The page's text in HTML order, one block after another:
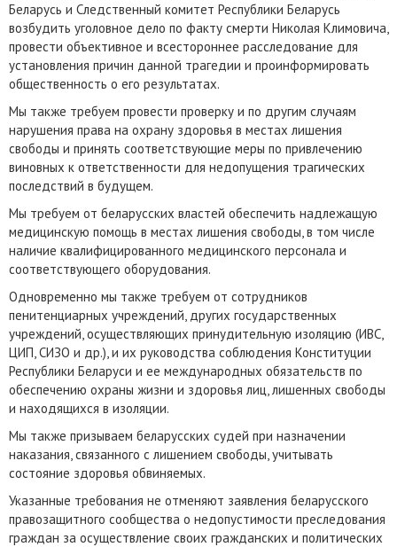
Беларусь и Следственный комитет Республики Беларусь
возбудить уголовное дело по факту смерти Николая Климовича,
провести объективное и всестороннее расследование для
установления причин данной трагедии и проинформировать
общественность о его результатах.
Мы также требуем провести проверку и по другим случаям
нарушения права на охрану здоровья в местах лишения
свободы и принять соответствующие меры по привлечению
виновных к ответственности для недопущения трагических
последствий в будущем.
Мы требуем от беларусских властей обеспечить надлежащую
медицинскую помощь в местах лишения свободы, в том числе
наличие квалифицированного медицинского персонала и
соответствующего оборудования.
Одновременно мы также требуем от сотрудников
пенитенциарных учреждений, других государственных
учреждений, осуществляющих принудительную изоляцию (ИВС,
ЦИП, СИЗО и др.), и их руководства соблюдения Конституции
Республики Беларуси и ее международных обязательств по
обеспечению охраны жизни и здоровья лиц, лишенных свободы
и находящихся в изоляции.
Мы также призываем беларусских судей при назначении
наказания, связанного с лишением свободы, учитывать
состояние здоровья обвиняемых.
Указанные требования не отменяют заявления беларусского
правозащитного сообщества о недопустимости преследования
граждан за осуществление своих гражданских и политических